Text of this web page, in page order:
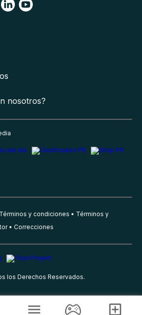
nosotros?
Términos y condiciones
Términos y
Correcciones
los Derechos Reservados.